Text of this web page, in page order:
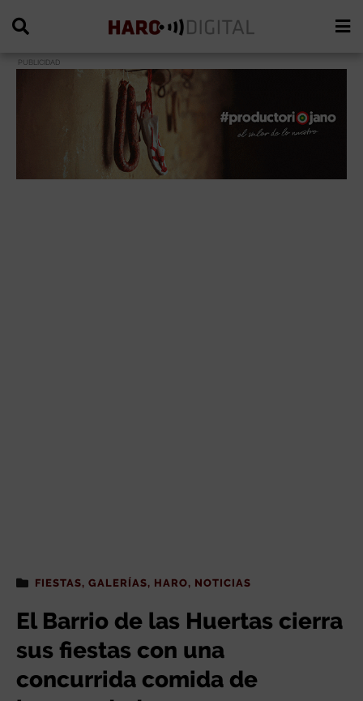
PUBLICIDAD
FIESTAS, GALERÍAS, HARO, NOTICIAS
El Barrio de las Huertas cierra
sus fiestas con una
concurrida comida de